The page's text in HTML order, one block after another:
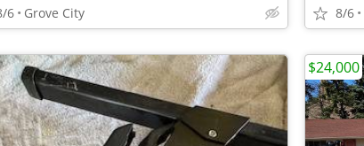
6 Grove City 8/6
$24,000